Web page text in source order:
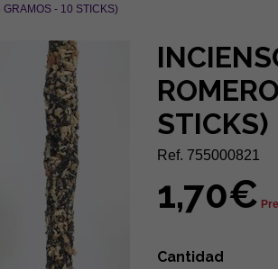
- 10 STICKS)
STICKS)
Ref. 755000821
1,70€
Cantidad